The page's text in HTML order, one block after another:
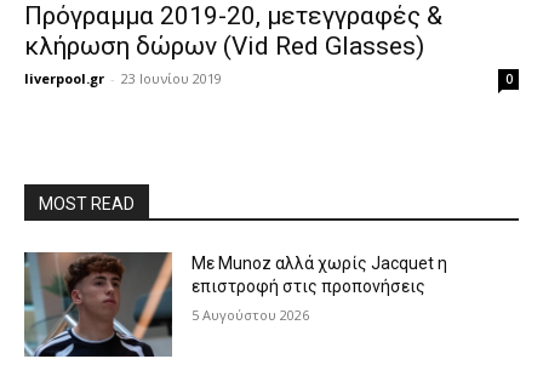
Πρόγραμμα 2019-20, μετεγγραφές &
κλήρωση δώρων (Vid Red Glasses)
liverpool.gr - 23 Ιουνίου 2019 0
MOST READ
Με Munoz αλλά χωρίς Jacquet η
επιστροφή στις προπονήσεις
5 Αυγούστου 2026